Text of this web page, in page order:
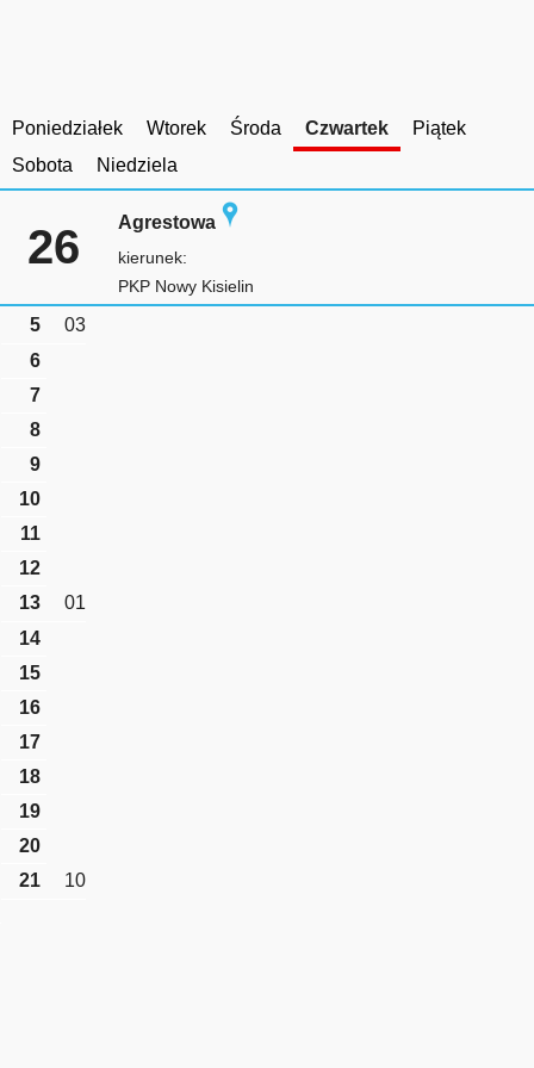
Poniedziałek Wtorek Środa Czwartek
Piątek
Sobota
Niedziela
26 Agrestowa
kierunek:
PKP Nowy Kisielin
5
03
6
7
8
9
10
11
12
13
01
14
15
16
17
18
19
20
21
10